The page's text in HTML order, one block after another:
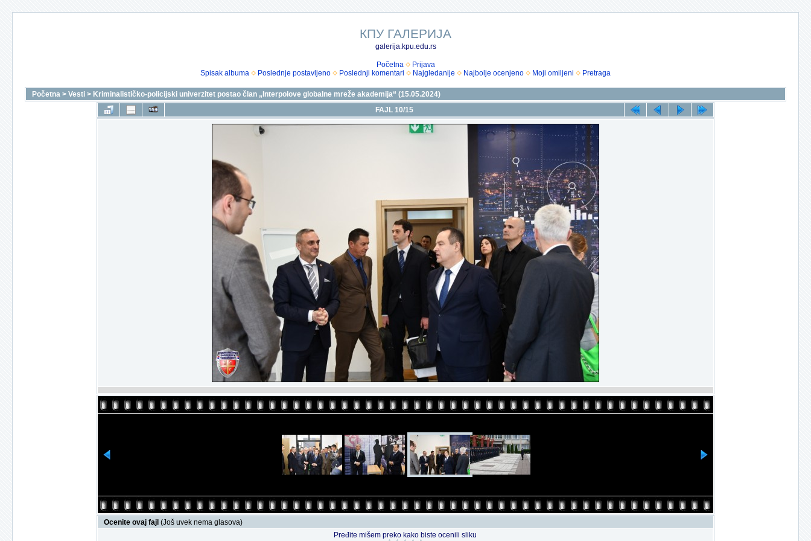
КПУ ГАЛЕРИЈА
galerija.kpu.edu.rs
Početna
Prijava
Spisak albuma
Poslednje postavljeno Poslednji komentari Najgledanije Najbolje ocenjeno Moji omiljeni Pretraga
Početna > Vesti > Kriminalističko-policijski univerzitet postao član „Interpolove globalne mreže akademija“ (15.05.2024)
FAJL 10/15
Ocenite ovaj fajl (Još uvek nema glasova)
Pređite mišem preko kako biste ocenili sliku